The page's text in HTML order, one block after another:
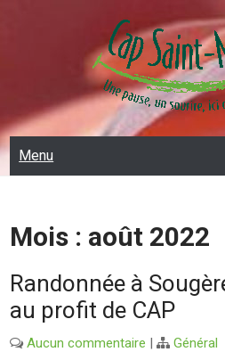
CAP SAINT
Menu
Mois : août 2022
Randonnée à
au profit de CAP
Aucun commentaire |
Général